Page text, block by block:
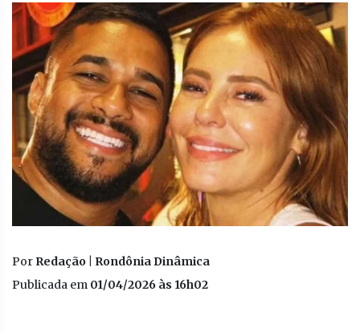
Por Redação | Rondônia Dinâmica
Publicada em 01/04/2026 às 16h02